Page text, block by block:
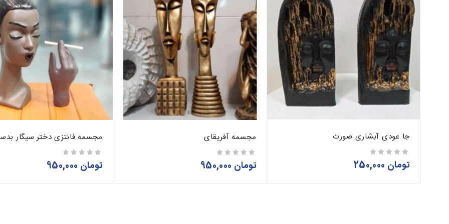
جا عودی آبشاری صورت
تومان
مجسمه آفریقای
تومان
مجسمه فانتزی دختر سیگار
تومان